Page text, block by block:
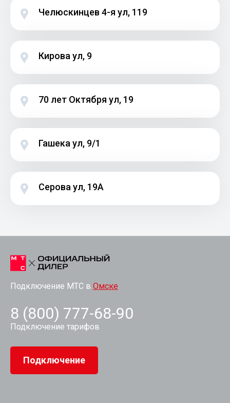
Челюскинцев 4-я ул, 119
Кирова ул, 9
70 лет Октября ул, 19
Гашека ул, 9/1
Серова ул, 19А
Подключение МТС в Омске
8 (800) 777-68-90
Подключение тарифов
Подключение